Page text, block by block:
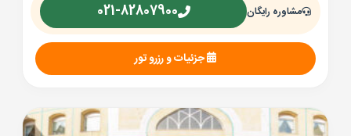
مشاوره رایگان 021-82807900
جزئیات و رزرو تور